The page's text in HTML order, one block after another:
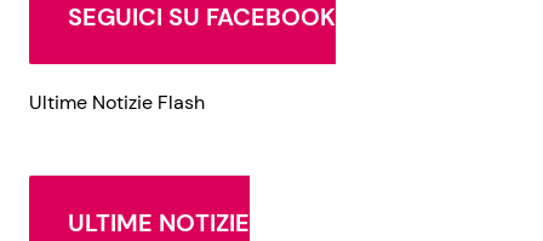
SEGUICI SU FACEBOOK
Ultime Notizie Flash
ULTIME NOTIZIE